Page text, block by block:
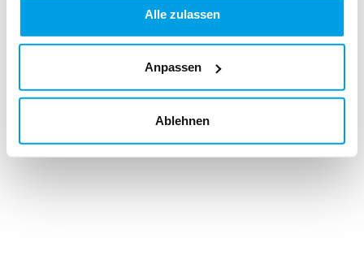
Alle zulassen
Anpassen
Ablehnen